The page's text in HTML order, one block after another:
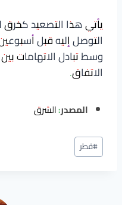
يأتي هذا التصعيد كخرق
التوصل إليه قبل
وسط تبادل الاتهامات
الاتفاق.
المصدر:الشرق
وسوم
المقال:
#قطر